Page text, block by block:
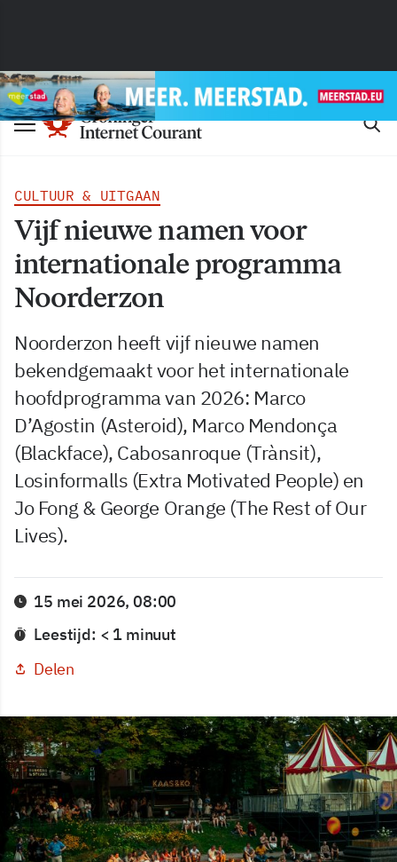
CULTUUR & UITGAAN
Vijf nieuwe namen voor
internationale programma
Noorderzon
Noorderzon heeft vijf nieuwe namen
bekendgemaakt voor het internationale
hoofdprogramma van 2026: Marco
D’Agostin (Asteroid), Marco Mendonça
(Blackface), Cabosanroque (Trànsit),
Losinformalls (Extra Motivated People) en
Jo Fong & George Orange (The Rest of Our
Lives).
15 mei 2026, 08:00
Leestijd: < 1 minuut
Delen